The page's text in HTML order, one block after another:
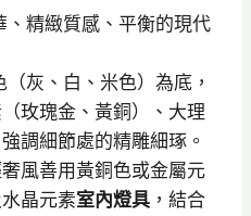
、精緻質感、平衡的現代
（灰、白、米色）為底，
玫瑰金、黃銅）、大理
調細節處的精雕細琢。
奢風善用黃銅色或金屬元
晶元素室內燈具 ，結合